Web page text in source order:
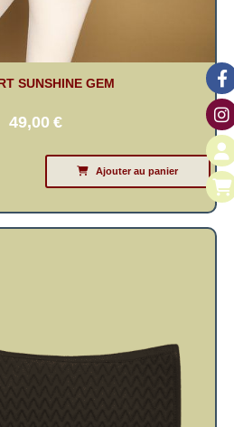
SUNSHINE GEM
49,00 €
Ajouter au panier